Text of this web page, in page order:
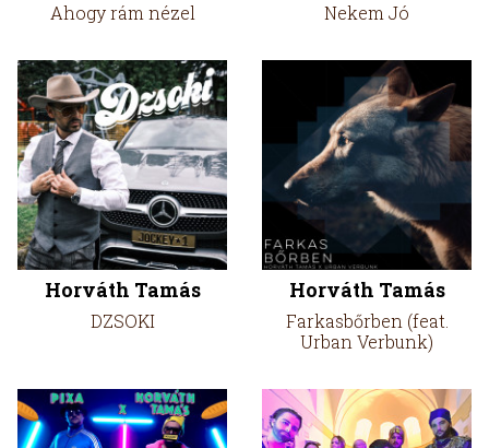
Ahogy rám nézel Nekem Jó
Horváth Tamás
DZSOKI
Horváth Tamás
Farkasbőrben (feat.
Urban Verbunk)